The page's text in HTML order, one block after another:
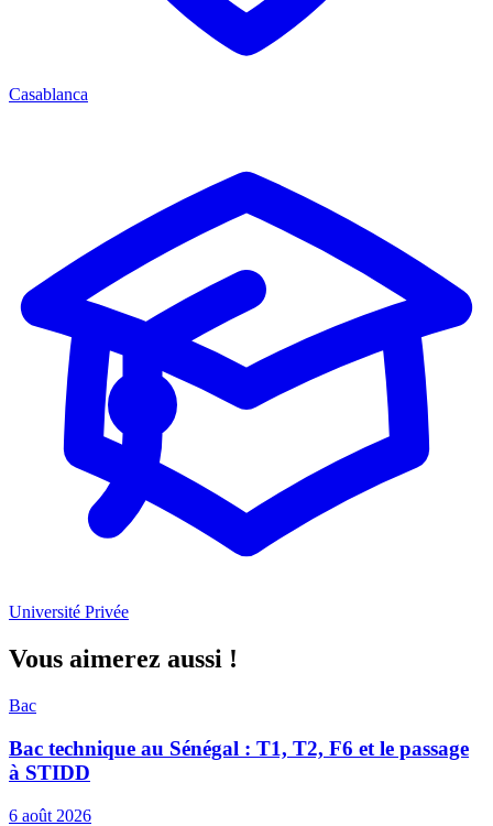
Casablanca
Université Privée
Vous aimerez aussi !
Bac
Bac technique au Sénégal : T1, T2, F6 et le passage
à STIDD
6 août 2026